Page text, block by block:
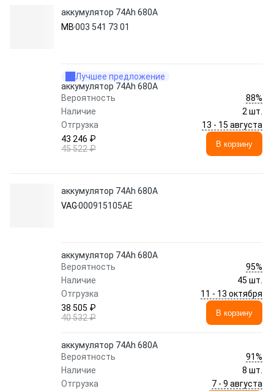
аккумулятор 74Ah 680A
MB003 541 73 01
Лучшее предложение
аккумулятор 74Ah 680A
Вероятность
88%
Наличие
2 шт.
Отгрузка
13 - 15 августа
43 246 ₽
45 522 ₽
В корзину
аккумулятор 74Ah 680A
VAG000915105AE
аккумулятор 74Ah 680A
Вероятность
95%
Наличие
45 шт.
Отгрузка
11 - 13 октября
38 505 ₽
40 532 ₽
В корзину
аккумулятор 74Ah 680A
Вероятность
91%
Наличие
8 шт.
Отгрузка
7 - 9 августа